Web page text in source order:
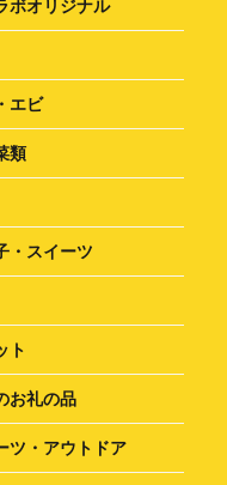
ボオリジナル
エビ
類
・スイーツ
ト
お礼の品
ツ・アウトドア